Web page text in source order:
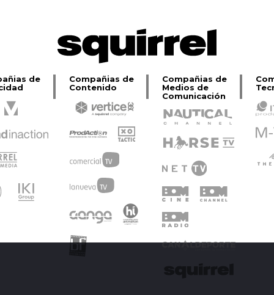
de
Compañias de
Contenido
Compañias de
Medios de
Comunicación